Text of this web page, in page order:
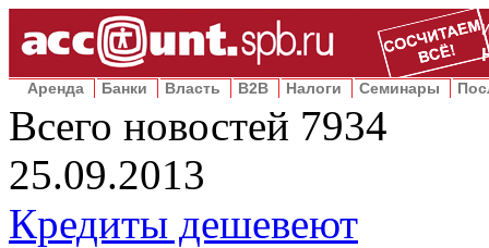
Аренда Банки Власть B2B Налоги Семинары
Всего новостей 7934
25.09.2013
Кредиты дешевеют